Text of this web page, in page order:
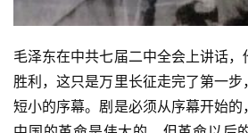
毛泽东在中共七届二中全会上讲话
胜利，这只是万里长征走完了第一
短小的序幕。剧是必须从序幕开始的